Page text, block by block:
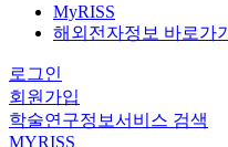
MyRISS
해외전자정보 바로가기
로그인
회원가입
학술연구정보서비스 검색
MYRISS